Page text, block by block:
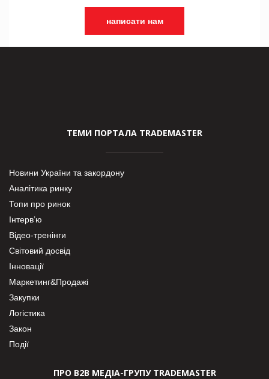
написати нам
ТЕМИ ПОРТАЛА TRADEMASTER
Новини України та закордону
Аналітика ринку
Топи про ринок
Інтерв’ю
Відео-тренінги
Світовий досвід
Інновації
Маркетинг&Продажі
Закупки
Логістика
Закон
Події
ПРО В2В МЕДІА-ГРУПУ TRADEMASTER